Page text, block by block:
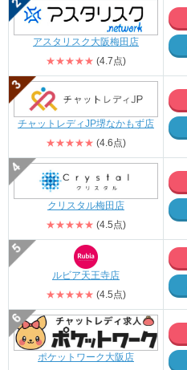
アスタリスク大阪梅田店
★★★★★ (4.7点)
チャットレディJP堺なかもず店
★★★★★ (4.6点)
クリスタル梅田店
★★★★★ (4.5点)
ルビア天王寺店
★★★★★ (4.5点)
ポケットワーク大阪店